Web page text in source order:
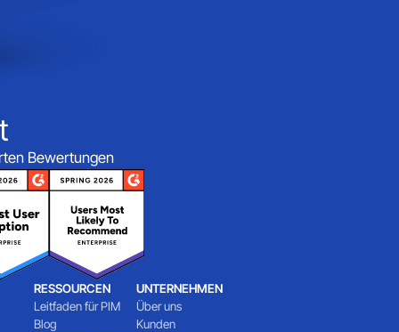
Bewertungen
RESSOURCEN
Leitfaden für PIM
Blog
UNTERNEHMEN
Über uns
Kunden